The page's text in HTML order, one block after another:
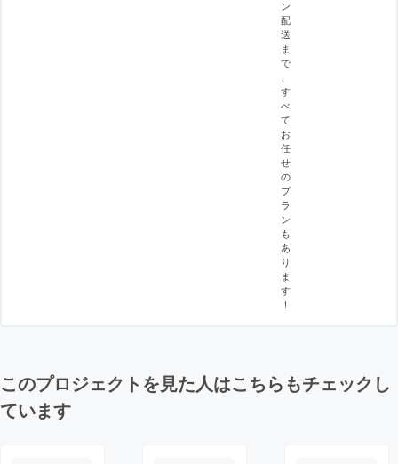
ン
配
送
ま
で
す
べ
て
お
任
せ
の
プ
ラ
ン
も
あ
り
ま
す
！
このプロジェクトを見た人はこちらもチェックし
ています